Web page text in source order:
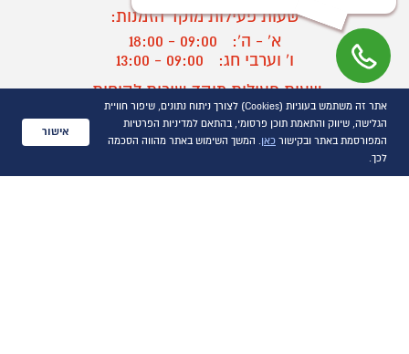
שעות פעילות מוקד הזמנות:
א' - ה':
09:00 - 18:00
ו' וערבי חג:
09:00 - 13:00
שעות פעילות מוקד שירות לקוחות:
א' - ד':
09:00 - 16:30
ה :
09:00 - 16:00
חול המועד
?
אתר זה משתמש בעוגיות (Cookies) לצורך ניתוח נתונים, שיפור חוויית
הגלישה, שיווק והתאמת תוכן פרסומי, בהתאם למדיניות הפרטיות
המפורסמת באתר ובקישור כאן. המשך השימוש באתר מהווה הסכמה
לכך.
אישור